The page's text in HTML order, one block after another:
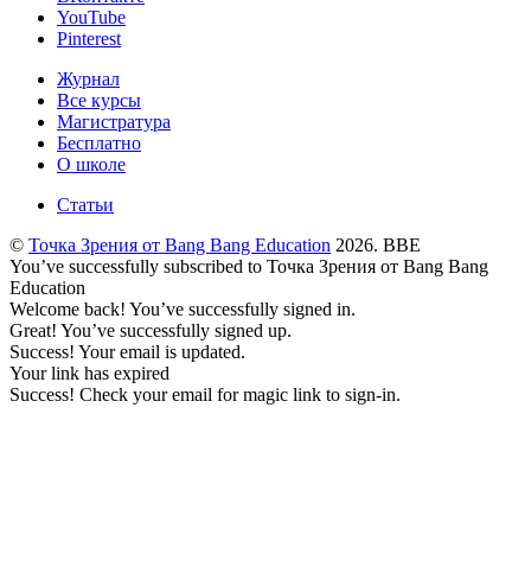
YouTube
Pinterest
Журнал
Все курсы
Магистратура
Бесплатно
О школе
Статьи
© Точка Зрения от Bang Bang Education 2026. BBE
You’ve successfully subscribed to Точка Зрения от Bang Bang
Education
Welcome back! You’ve successfully signed in.
Great! You’ve successfully signed up.
Success! Your email is updated.
Your link has expired
Success! Check your email for magic link to sign-in.